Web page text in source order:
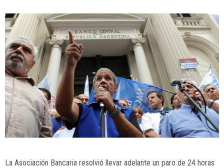
La Asociación Bancaria resolvió llevar adelante un paro de 24 horas